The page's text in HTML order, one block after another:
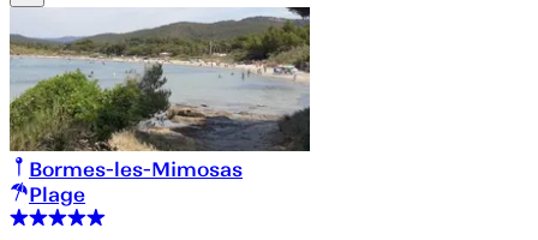
Bormes-les-Mimosas
Plage